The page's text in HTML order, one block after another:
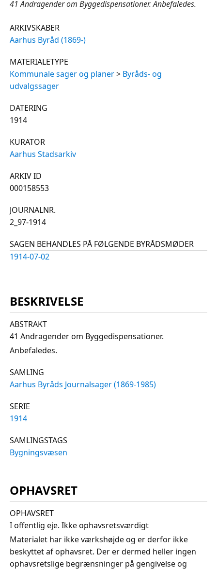
41 Andragender om Byggedispensationer. Anbefaledes.
ARKIVSKABER
Aarhus Byråd (1869-)
MATERIALETYPE
Kommunale sager og planer> Byråds- og
udvalgssager
DATERING
1914
KURATOR
Aarhus Stadsarkiv
ARKIV ID
000158553
JOURNALNR.
2_97-1914
SAGEN BEHANDLES PÅ FØLGENDE BYRÅDSMØDER
1914-07-02
BESKRIVELSE
ABSTRAKT
41 Andragender om Byggedispensationer.
Anbefaledes.
SAMLING
Aarhus Byråds Journalsager (1869-1985)
SERIE
1914
SAMLINGSTAGS
Bygningsvæsen
OPHAVSRET
OPHAVSRET
I offentlig eje. Ikke ophavsretsværdigt
Materialet har ikke værkshøjde og er derfor ikke
beskyttet af ophavsret. Der er dermed heller ingen
ophavsretslige begrænsninger på gengivelse og